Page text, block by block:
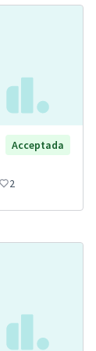
Acceptada
2